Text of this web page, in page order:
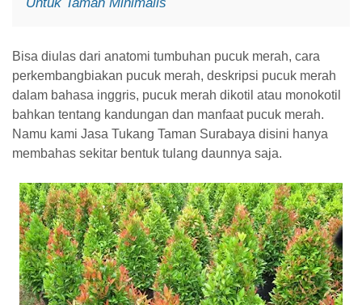
Bisa diulas dari anatomi tumbuhan pucuk merah, cara
perkembangbiakan pucuk merah, deskripsi pucuk merah
dalam bahasa inggris, pucuk merah dikotil atau monokotil
bahkan tentang kandungan dan manfaat pucuk merah.
Namu kami Jasa Tukang Taman Surabaya disini hanya
membahas sekitar bentuk tulang daunnya saja.